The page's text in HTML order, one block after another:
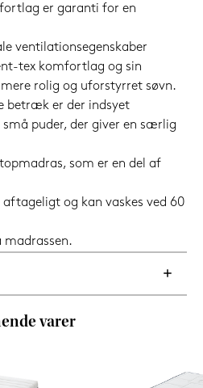
er garanti for en
ventilationsegenskaber
tex komfortlag og sin
rolig og uforstyrret søvn.
betræk er der indsyet
små puder, der giver en særlig
som er en del af
og kan vaskes ved 60
madrassen.
varer